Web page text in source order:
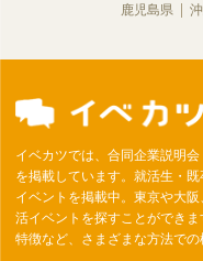
鹿児島県
イベカツでは、合同企業説明
を掲載しています。就活生・
イベントを掲載中。東京や大
活イベントを探すことができ
特徴など、さまざまな方法での